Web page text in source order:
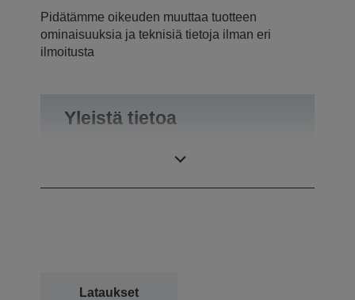
Pidätämme oikeuden muuttaa tuotteen
ominaisuuksia ja teknisiä tietoja ilman eri
ilmoitusta
Yleistä tietoa
Lataukset